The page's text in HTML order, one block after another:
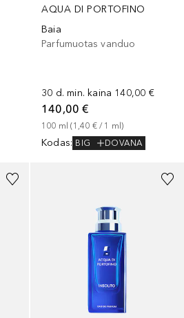
AQUA DI PORTOFINO
Baia
Parfumuotas vanduo
30 d. min. kaina 140,00 €
140,00 €
100 ml (1,40 € / 1 ml)
Kodas: BIG DOVANA